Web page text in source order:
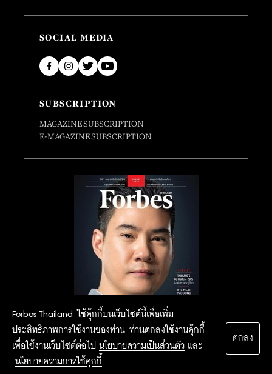
Forbes Thailand ใช้คุ้กกี้บนเว็บไซต์นี้เพื่อเพิ่ม
ประสิทธิภาพการใช้งานของท่าน ท่านตกลงใช้งานคุ้กกี้
เพื่อใช้งานเว็บไซต์ต่อไป นโยบายความเป็นส่วนตัว และ
นโยบายความการใช้คุกกี้
ตกลง
SOCIAL MEDIA
SUBSCRIPTION
MAGAZINE SUBSCRIPTION
E-MAGAZINE SUBSCRIPTION
2015 Forbesthailand.com ALL RIGHTS RESERVED